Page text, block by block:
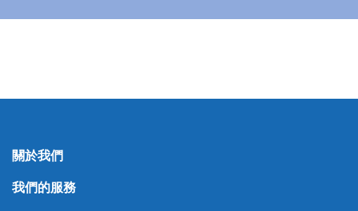
關於我們
我們的服務